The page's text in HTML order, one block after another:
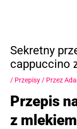
Sekretny
cappuccino
/ Przepisy / Przez
Przepis
z